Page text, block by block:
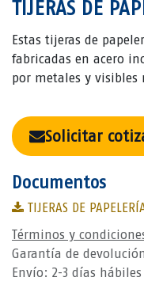
TIJERAS DE
Estas tijeras de
fabricadas en acero
por metales y visibles
Solicitar
Documentos
TIJERAS DE
Términos y
Garantía de
Envío: 2-3 días hábiles